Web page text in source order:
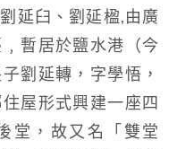
延臼、劉延楹,由廣
暫居於鹽水港（今
劉延轉，字學悟，
屋形式興建一座四
堂，故又名「雙堂